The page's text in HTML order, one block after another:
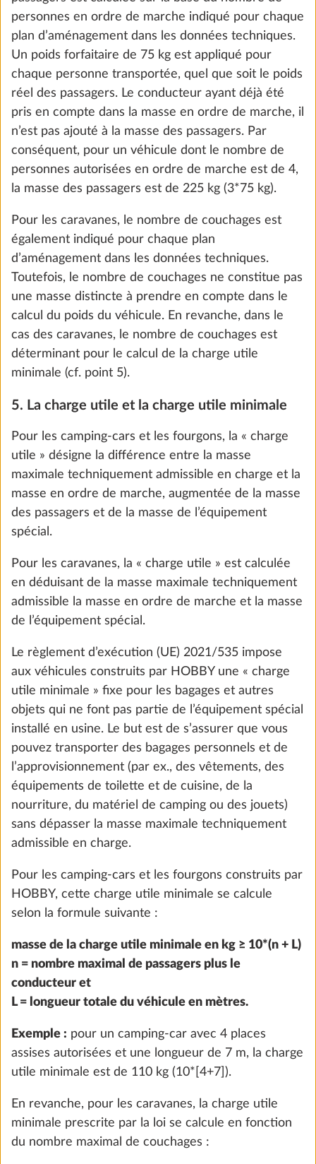
the future. You can find more information about
cookies and customization options by clicking on
the "Show details" link.
Show details Decline Accept all
Puno
DE SÉRIE
Terzo
322 €
Ajouter
ÉTAPE 4 SUR 8
Mobilier
Moquette amovible Plus
10,0 kg
397 €
électrique, grill et éclairage, 36 litres
15,0 kg
Ajouter
personnes en ordre de marche indiqué pour chaque
plan d’aménagement dans les données techniques.
Un poids forfaitaire de 75 kg est appliqué pour
chaque personne transportée, quel que soit le poids
réel des passagers. Le conducteur ayant déjà été
pris en compte dans la masse en ordre de marche, il
n’est pas ajouté à la masse des passagers. Par
conséquent, pour un véhicule dont le nombre de
personnes autorisées en ordre de marche est de 4,
la masse des passagers est de 225 kg (3*75 kg).
Pour les caravanes, le nombre de couchages est
également indiqué pour chaque plan
d’aménagement dans les données techniques.
Toutefois, le nombre de couchages ne constitue pas
une masse distincte à prendre en compte dans le
calcul du poids du véhicule. En revanche, dans le
cas des caravanes, le nombre de couchages est
déterminant pour le calcul de la charge utile
minimale (cf. point 5).
5. La charge utile et la charge utile minimale
Pour les camping-cars et les fourgons, la « charge
utile » désigne la différence entre la masse
maximale techniquement admissible en charge et la
masse en ordre de marche, augmentée de la masse
des passagers et de la masse de l’équipement
spécial.
Pour les caravanes, la « charge utile » est calculée
en déduisant de la masse maximale techniquement
admissible la masse en ordre de marche et la masse
de l’équipement spécial.
Le règlement d’exécution (UE) 2021/535 impose
aux véhicules construits par HOBBY une « charge
utile minimale » fixe pour les bagages et autres
objets qui ne font pas partie de l’équipement spécial
installé en usine. Le but est de s’assurer que vous
pouvez transporter des bagages personnels et de
l’approvisionnement (par ex., des vêtements, des
équipements de toilette et de cuisine, de la
nourriture, du matériel de camping ou des jouets)
sans dépasser la masse maximale techniquement
admissible en charge.
Pour les camping-cars et les fourgons construits par
HOBBY, cette charge utile minimale se calcule
selon la formule suivante :
masse de la charge utile minimale en kg ≥ 10*(n + L)
n = nombre maximal de passagers plus le
conducteur et
L = longueur totale du véhicule en mètres.
Exemple : pour un camping-car avec 4 places
assises autorisées et une longueur de 7 m, la charge
utile minimale est de 110 kg (10*[4+7]).
En revanche, pour les caravanes, la charge utile
minimale prescrite par la loi se calcule en fonction
du nombre maximal de couchages :